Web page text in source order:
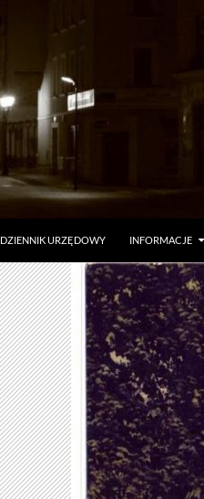
DZIENNIK URZĘDOWY INFORMACJE